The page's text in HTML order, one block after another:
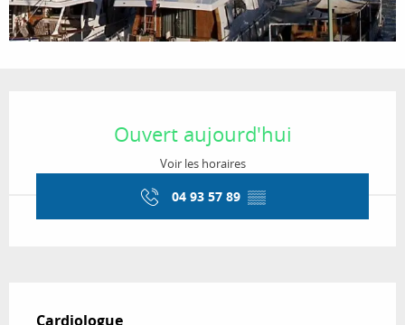
Ouvert aujourd'hui
Voir les horaires
04 93 57 89 ▒▒
Cardiologue